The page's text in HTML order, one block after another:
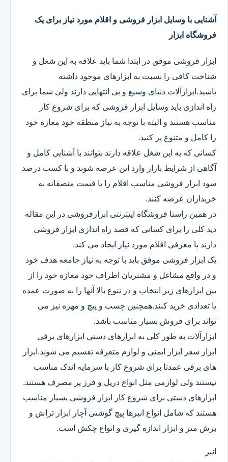
آشنایی با وسایل ابزار فروشی و اقلام مورد نیاز برای یک
فروشگاه ابزار
ابزار فروشی موفق در ابتدا شما باید علاقه به این شغل و
شناخت کافی را نسبت به ابزارهای موجود داشته
باشید.ابزارآلات دنیای وسیع و بی انتهایی دارند ولی شما برای
راه اندازی باید وسایل ابزار فروشی که برای شروع کار
مناسب هستند و البته با توجه به نیاز منطقه خود مغازه خود
را کامل و متنوع پر کنید.
کسانی که به این شغل علاقه دارند بتوانند با آشنایی کامل و
آگاهی از شرایط بازار وارد این عرصه شوند و با کسب درصد
سود ابزار فروشی مناسب اقلام را با قیمت منصفانه به
خریداران عرضه کنند.
در همین راستا فروشگاه اینترنتی ابزارفروشی در این مقاله
دید کلی را برای کسانی که قصد راه اندازی ابزار فروشی
دارند با معرفی اقلام مورد نیاز ایجاد می کند.
یک ابزار فروشی موفق باید با توجه به نیاز جامعه هدف خود
و در واقع مشاغل و مشتریان اطراف خود مغازه خود را از
بین ابزارهای زیر انتخاب و در تنوع بالا آنها را به صورت عمده
یا تعدادی خرید کنند.همچنین چسب و پیچ و مهره نیز می
تواند برای فروش بسیار مناسب باشد.
ابزارآلات به طور کلی به ابزارهای دستی ابزارهای برقی
ابزار سفر ابزار ایمنی و لوازم متفرقه تقسیم می شوند.ابزار
های برقی عمدتا برای شروع کار با سرمایه اندک مناسب
نیستند ولی لوازمی مثل انواع دریل و فرز پر مصرف هستند.
ابزارهای دستی برای شروع کار ابزار فروشی بسیار مناسب
هستند که شامل انواع انبرها پیچ گوشتی آچار ابزار تراش و
برش متر و ابزار اندازه گیری و انواع چکش است.
انبر